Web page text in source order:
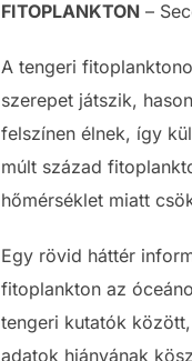
FITOPLANKTON –
A tengeri
szerepet játszik,
felszínen élnek, így
múlt század
hőmérséklet miatt
Egy rövid háttér
fitoplankton az
tengeri kutatók
adatok hiányának